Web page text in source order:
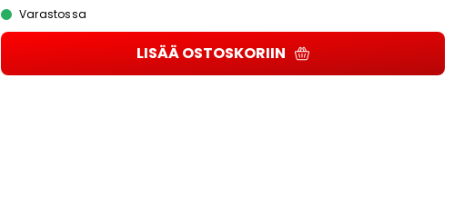
Varastossa
LISÄÄ OSTOSKORIIN